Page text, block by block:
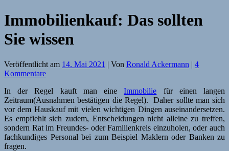
Immobilienkauf: Das sollten
Sie wissen
Veröffentlicht am 14. Mai 2021 | Von Ronald Ackermann | 4
Kommentare
In der Regel kauft man eineImmobilie für einen langen
Zeitraum(Ausnahmen bestätigen die Regel). Daher sollte man sich
vor dem Hauskauf mit vielen wichtigen Dingen auseinandersetzen.
Es empfiehlt sich zudem, Entscheidungen nicht alleine zu treffen,
sondern Rat im Freundes- oder Familienkreis einzuholen, oder auch
fachkundiges Personal bei zum Beispiel Maklern oder Banken zu
fragen.